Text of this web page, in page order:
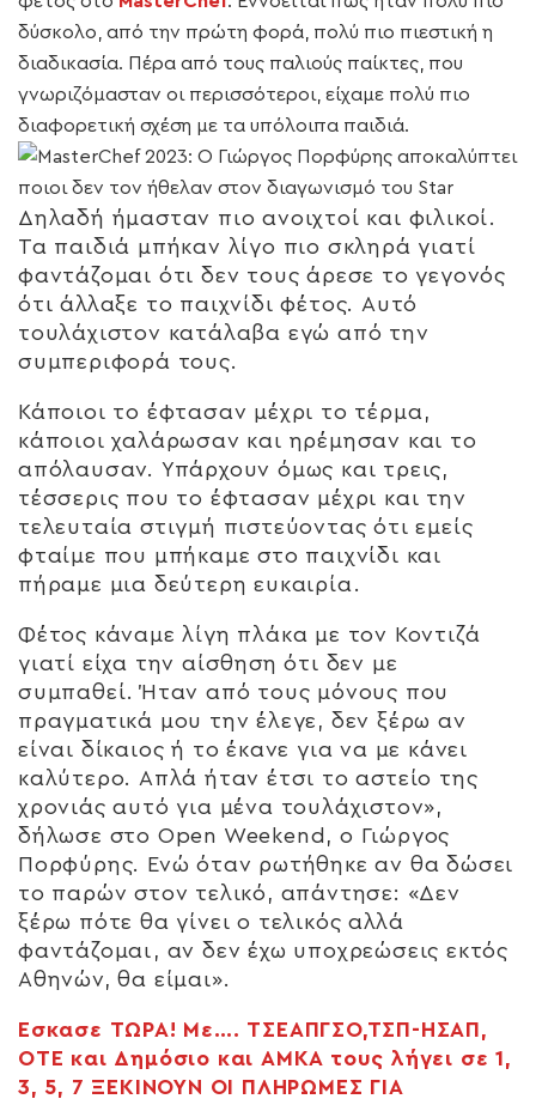
δύσκολο, από την πρώτη φορά, πολύ πιο πιεστική η
διαδικασία. Πέρα από τους παλιούς παίκτες, που
γνωριζόμασταν οι περισσότεροι, είχαμε πολύ πιο
διαφορετική σχέση με τα υπόλοιπα παιδιά.
Δηλαδή ήμασταν πιο ανοιχτοί και φιλικοί.
Τα παιδιά μπήκαν λίγο πιο σκληρά γιατί
φαντάζομαι ότι δεν τους άρεσε το γεγονός
ότι άλλαξε το παιχνίδι φέτος. Αυτό
τουλάχιστον κατάλαβα εγώ από την
συμπεριφορά τους.
Κάποιοι το έφτασαν μέχρι το τέρμα,
κάποιοι χαλάρωσαν και ηρέμησαν και το
απόλαυσαν. Υπάρχουν όμως και τρεις,
τέσσερις που το έφτασαν μέχρι και την
τελευταία στιγμή πιστεύοντας ότι εμείς
φταίμε που μπήκαμε στο παιχνίδι και
πήραμε μια δεύτερη ευκαιρία.
Φέτος κάναμε λίγη πλάκα με τον Κοντιζά
γιατί είχα την αίσθηση ότι δεν με
συμπαθεί. Ήταν από τους μόνους που
πραγματικά μου την έλεγε, δεν ξέρω αν
είναι δίκαιος ή το έκανε για να με κάνει
καλύτερο. Απλά ήταν έτσι το αστείο της
χρονιάς αυτό για μένα τουλάχιστον»,
δήλωσε στο Open Weekend, ο Γιώργος
Πορφύρης. Ενώ όταν ρωτήθηκε αν θα δώσει
το παρών στον τελικό, απάντησε: «Δεν
ξέρω πότε θα γίνει ο τελικός αλλά
φαντάζομαι, αν δεν έχω υποχρεώσεις εκτός
Αθηνών, θα είμαι».
Εσκασε ΤΩΡΑ! Με…. ΤΣΕΑΠΓΣΟ,ΤΣΠ-ΗΣΑΠ,
ΟΤΕ και Δημόσιο και ΑΜΚΑ τους λήγει σε 1,
3, 5, 7 ΞΕΚΙΝΟΥΝ ΟΙ ΠΛΗΡΩΜΕΣ ΓΙΑ